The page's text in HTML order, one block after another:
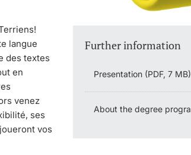
Further information
Presentation (PDF, 7 MB)
About the degree
langue
des textes
en
venez
ses
vos